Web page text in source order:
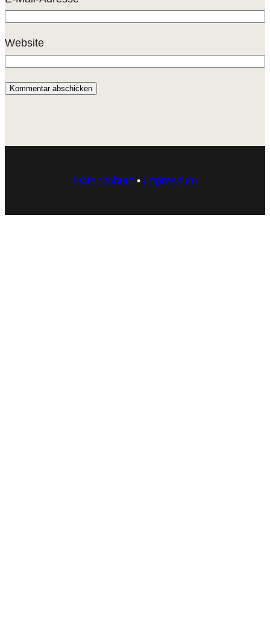
Website
Datenschutz • Impressum